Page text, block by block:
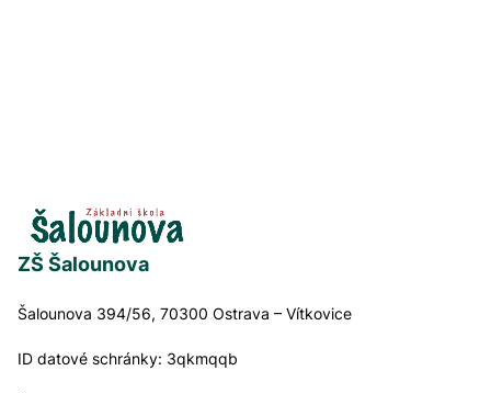
ZŠ Šalounova
Šalounova 394/56, 70300 Ostrava – Vítkovice
ID datové schránky: 3qkmqqb